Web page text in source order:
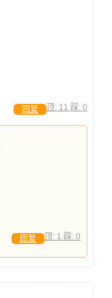
顶: 11 踩: 0
回复
顶: 1 踩: 0
回复